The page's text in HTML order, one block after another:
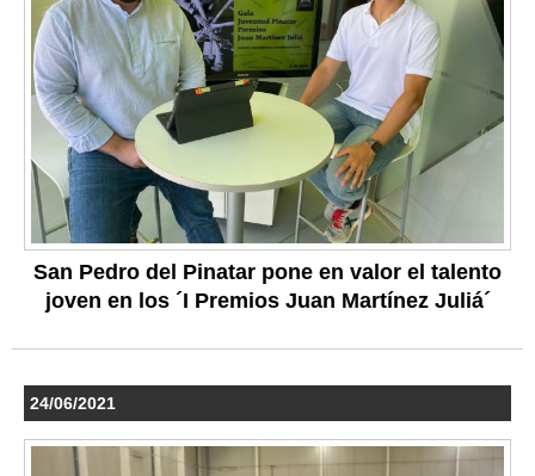
San Pedro del Pinatar pone en valor el talento
joven en los ´I Premios Juan Martínez Juliá´
24/06/2021